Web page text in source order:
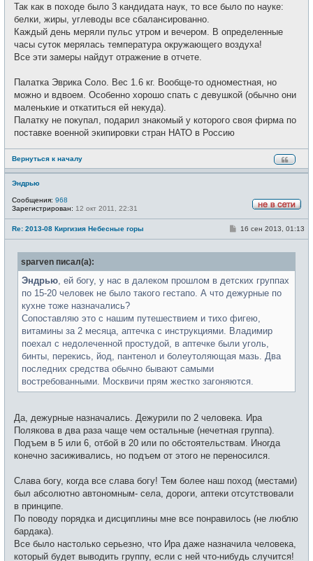
Так как в походе было 3 кандидата наук, то все было по науке:
белки, жиры, углеводы все сбалансированно.
Каждый день меряли пульс утром и вечером. В определенные
часы суток мерялась температура окружающего воздуха!
Все эти замеры найдут отражение в отчете.
Палатка Эврика Соло. Вес 1.6 кг. Вообще-то одноместная, но
можно и вдвоем. Особенно хорошо спать с девушкой (обычно они
маленькие и откатиться ей некуда).
Палатку не покупал, подарил знакомый у которого своя фирма по
поставке военной экипировки стран НАТО в Россию
Вернуться к началу
Эндрью
в
с
Сообщения: 968
Зарегистрирован: 12 окт 2011, 22:31
Re: 2013-08 Киргизия Небесные горы
С
б
е
н
е
16 сен 2013, 01:13
sparven писал(а):
Эндрью , ей богу, у нас в далеком прошлом в детских группах
по 15-20 человек не было такого гестапо. А что дежурные по
кухне тоже назначались?
Сопоставляю это с нашим путешествием и тихо фигею,
витамины за 2 месяца, аптечка с инструкциями. Владимир
поехал с недолеченной простудой, в аптечке были уголь,
бинты, перекись, йод, пантенол и болеутоляющая мазь. Два
последних средства обычно бывают самыми
востребованными. Москвичи прям жестко загоняются.
Да, дежурные назначались. Дежурили по 2 человека. Ира
Полякова в два раза чаще чем остальные (нечетная группа).
Подъем в 5 или 6, отбой в 20 или по обстоятельствам. Иногда
конечно засиживались, но подъем от этого не переносился.
Слава богу, когда все слава богу! Тем более наш поход (местами)
был абсолютно автономным- села, дороги, аптеки отсутствовали
в принципе.
По поводу порядка и дисциплины мне все понравилось (не люблю
бардака).
Все было настолько серьезно, что Ира даже назначила человека,
который будет выводить группу, если с ней что-нибудь случится!